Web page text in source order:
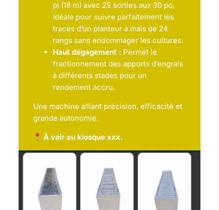
pi (18 m) avec 25 sorties aux 30 po,
idéale pour suivre parfaitement les
traces d’un planteur à maïs de 24
rangs sans endommager les cultures.
Haut dégagement : Permet le
fractionnement des apports d’engrais
à différents stades pour un
rendement accru.
Une machine alliant précision, efficacité et
grande autonomie.
À voir au kiosque xxx.